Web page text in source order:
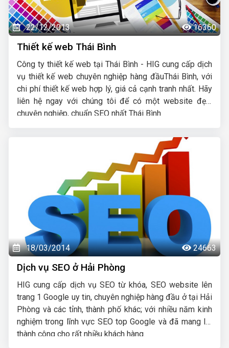
22/12/2013 16360
Thiết kế web Thái Bình
Công ty thiết kế web tại Thái Bình - HIG cung cấp dịch
vụ thiết kế web chuyên nghiệp hàng đầuThái Bình, với
chi phí thiết kế web hợp lý, giá cả cạnh tranh nhất. Hãy
liên hệ ngay với chúng tôi để có một website đẹp,
chuyên nghiệp, chuẩn SEO nhất Thái Bình
18/03/2014 24663
Dịch vụ SEO ở Hải Phòng
HIG cung cấp dịch vụ SEO từ khóa, SEO website lên
trang 1 Google uy tin, chuyên nghiệp hàng đầu ở tại Hải
Phòng và các tỉnh, thành phố khác; với nhiều năm kinh
nghiệm trong lĩnh vực SEO top Google và đã mang lại
thành công cho rất nhiều khách hàng.